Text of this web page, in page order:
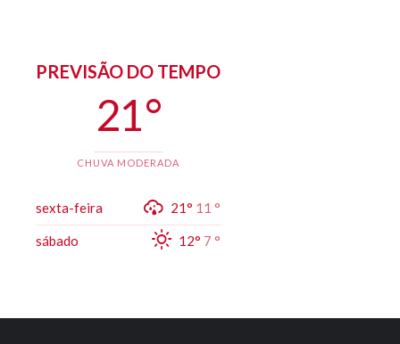
PREVISÃO DO TEMPO
21 °
CHUVA MODERADA
sexta-feira 21° 11 °
sábado 12° 7 °